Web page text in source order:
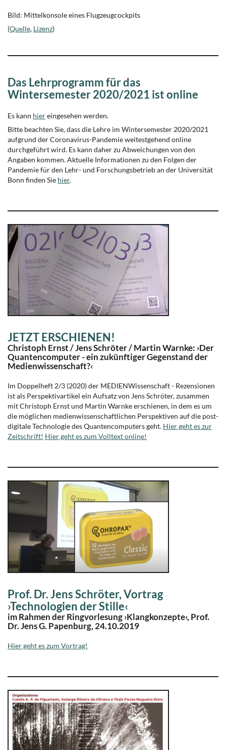
Bild: Mittelkonsole eines Flugzeugcockpits
(Quelle, Lizenz)
Das Lehrprogramm für das
Wintersemester 2020/2021 ist online
Es kann hiereingesehen werden.
Bitte beachten Sie, dass die Lehre im Wintersemester 2020/2021
aufgrund der Coronavirus-Pandemie weitestgehend online
durchgeführt wird. Es kann daher zu Abweichungen von den
Angaben kommen. Aktuelle Informationen zu den Folgen der
Pandemie für den Lehr- und Forschungsbetrieb an der Universität
Bonn finden Sie hier.
JETZT ERSCHIENEN!
Christoph Ernst / Jens Schröter / Martin Warnke: ›Der
Quantencomputer - ein zukünftiger Gegenstand der
Medienwissenschaft?‹
Im Doppelheft 2/3 (2020) der MEDIENWissenschaft - Rezensionen
ist als Perspektivartikel ein Aufsatz von Jens Schröter, zusammen
mit Christoph Ernst und Martin Warnke erschienen, in dem es um
die möglichen medienwissenschaftlichen Perspektiven auf die post-
digitale Technologie des Quantencomputers geht. Hier geht es zur
Zeitschrift! Hier geht es zum Volltext online!
Prof. Dr. Jens Schröter, Vortrag
›Technologien der Stille‹
im Rahmen der Ringvorlesung ›Klangkonzepte‹, Prof.
Dr. Jens G. Papenburg, 24.10.2019
Hier geht es zum Vortrag!